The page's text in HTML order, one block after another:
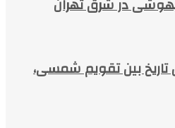
در شرق تهران
تاریخ بین تقویم شمسی،